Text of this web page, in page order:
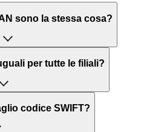
sono la stessa cosa?
“Society for Worldwide
tra diversi Paesi.
Identifier Code” ed è una
per tutte le filiali?
alcuni casi le banche utilizzano
codice SWIFT?